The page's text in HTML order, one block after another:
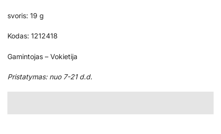
svoris: 19 g
Kodas: 1212418
Gamintojas – Vokietija
Pristatymas: nuo 7-21 d.d.